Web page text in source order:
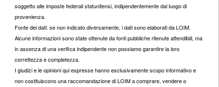
soggetto alle imposte federali statunitensi, indipendentemente dal luogo di
provenienza.
Fonte dei dati: se non indicato diversamente, i dati sono elaborati da LOIM.
Alcune informazioni sono state ottenute da fonti pubbliche ritenute attendibili, ma
in assenza di una verifica indipendente non possiamo garantire la loro
correttezza e completezza.
I giudizi e le opinioni qui espresse hanno esclusivamente scopo informativo e
non costituiscono una raccomandazione di LOIM a comprare, vendere o